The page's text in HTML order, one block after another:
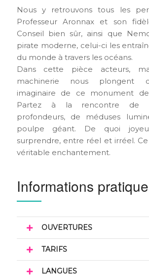
Nous y retrouvons tous les
Professeur Aronnax et son
Conseil bien sûr, ainsi que
pirate moderne, celui-ci les
du monde à travers les océans.
Dans cette pièce acteurs,
machinerie nous plongent
imaginaire de ce monument
Partez à la rencontre de
profondeurs, de méduses
poulpe géant. De quoi
surprendre, entre réel et irréel.
véritable enchantement.
Informations
OUVERTURES
TARIFS
LANGUES